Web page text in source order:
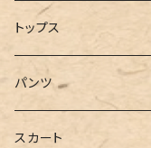
コート
ジャケット
ブルゾン
トップス
Tシャツ
カットソー
パンツ
デニム
スカート